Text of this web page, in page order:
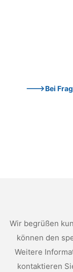
--->Bei
Wir begrüßen
können den
Weitere
kontaktieren